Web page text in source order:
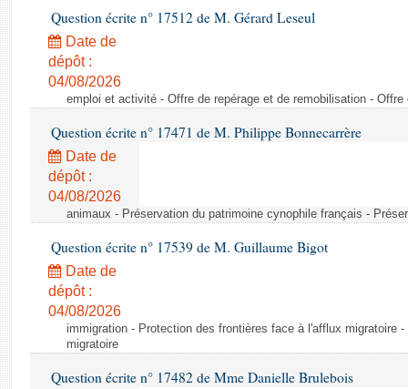
Question écrite n° 17512 de M. Gérard Leseul
Date de
dépôt :
04/08/2026
emploi et activité - Offre de repérage et de remobilisation -
Question écrite n° 17471 de M. Philippe Bonnecarrère
Date de
dépôt :
04/08/2026
animaux - Préservation du patrimoine cynophile français -
Question écrite n° 17539 de M. Guillaume Bigot
Date de
dépôt :
04/08/2026
immigration - Protection des frontières face à l'afflux migratoire
migratoire
Question écrite n° 17482 de Mme Danielle Brulebois